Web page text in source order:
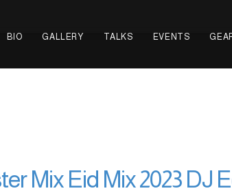
BIO GALLERY TALKS EVENTS